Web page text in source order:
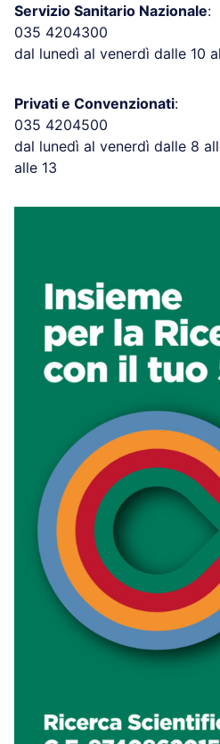
Servizio Sanitario Nazionale:
035 4204300
dal lunedì al venerdì dalle 10
Privati e Convenzionati:
035 4204500
dal lunedì al venerdì dalle 8
alle 13